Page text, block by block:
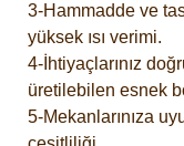
3-Hammadde ve
yüksek ısı verimi.
4-İhtiyaçlarınız
üretilebilen esnek
5-Mekanlarınıza